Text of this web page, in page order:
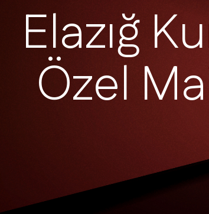
Elazığ Ku
Özel Ma